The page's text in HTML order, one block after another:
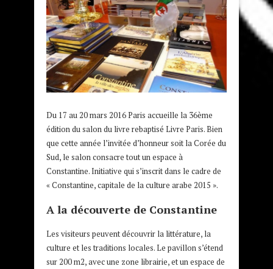
Du 17 au 20 mars 2016 Paris accueille la 36ème
édition du salon du livre rebaptisé Livre Paris. Bien
que cette année l’invitée d’honneur soit la Corée du
Sud, le salon consacre tout un espace à
Constantine. Initiative qui s’inscrit dans le cadre de
« Constantine, capitale de la culture arabe 2015 ».
A la découverte de Constantine
Les visiteurs peuvent découvrir la littérature, la
culture et les traditions locales. Le pavillon s’étend
sur 200 m2, avec une zone librairie, et un espace de